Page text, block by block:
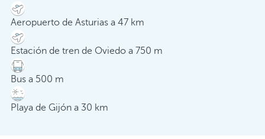
Aeropuerto de Asturias a 47 km
Estación de tren de Oviedo a 750 m
Bus a 500 m
Playa de Gijón a 30 km